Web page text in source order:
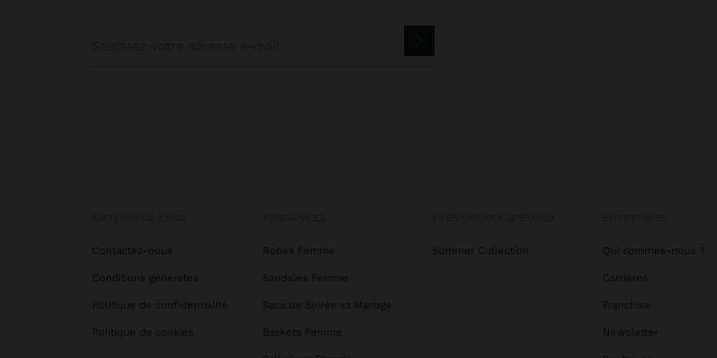
Contactez-nous
Conditions générales
Politique de confidentialité
Politique de cookies
Robes Femme
Sandales Femme
Sacs de Soirée et Mariage
Baskets Femme
Summer Collection Qui sommes-nous ?
Carrières
Franchise
Newsletter